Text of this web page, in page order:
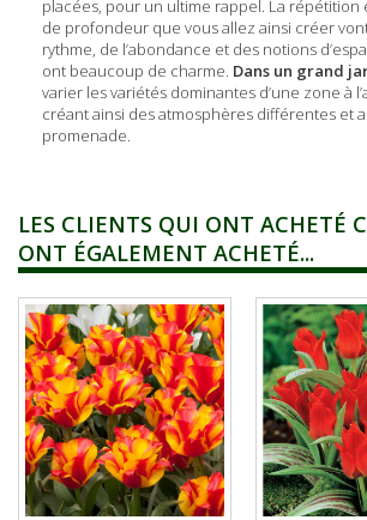
placées, pour un ultime rappel. La répétition
de profondeur que vous allez ainsi créer
rythme, de l’abondance et des notions
ont beaucoup de charme. Dans un grand
varier les variétés dominantes d’une zone à
créant ainsi des atmosphères différentes et
promenade.
LES CLIENTS QUI ONT ACHETÉ
ONT ÉGALEMENT ACHETÉ...